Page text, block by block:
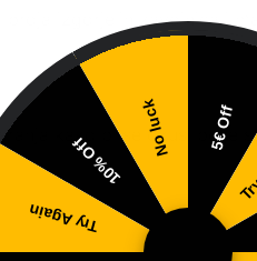
izgorjelih zavojnica i
kako bi se okusi bolje
5€ Off
Try Again
10% Off
No luck